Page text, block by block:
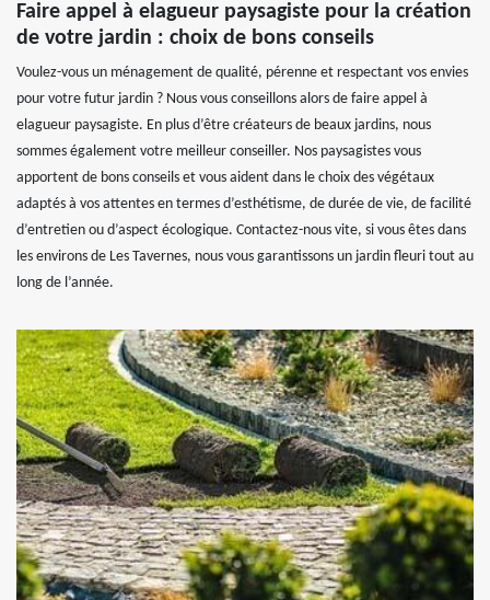
Faire appel à elagueur paysagiste pour la création
de votre jardin : choix de bons conseils
Voulez-vous un ménagement de qualité, pérenne et respectant vos envies
pour votre futur jardin ? Nous vous conseillons alors de faire appel à
elagueur paysagiste. En plus d’être créateurs de beaux jardins, nous
sommes également votre meilleur conseiller. Nos paysagistes vous
apportent de bons conseils et vous aident dans le choix des végétaux
adaptés à vos attentes en termes d’esthétisme, de durée de vie, de facilité
d’entretien ou d’aspect écologique. Contactez-nous vite, si vous êtes dans
les environs de Les Tavernes, nous vous garantissons un jardin fleuri tout au
long de l’année.